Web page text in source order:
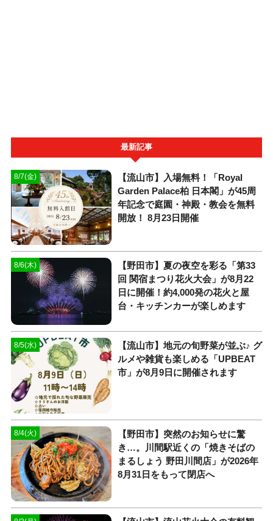
最新記事
8/7(金)
【流山市】入場無料！「Royal
Garden Palace柏 日本閣」が45周
年記念で庭園・神殿・教会を無料
開放！ 8月23日開催
8/6(木)
【野田市】夏の夜空を彩る「第33
回 関宿まつり花火大会」が8月22
日に開催！約4,000発の花火と屋
台・キッチンカーが楽しめます
8/5(水)
【流山市】地元の旬野菜が並ぶ♪ グ
ルメや雑貨も楽しめる「UPBEAT
市」が8月9日に開催されます
8/4(火)
【野田市】突然のお知らせに驚
き…。川間駅近くの「焼きそばの
まるしょう 野田川間店」が2026年
8月31日をもって閉店へ